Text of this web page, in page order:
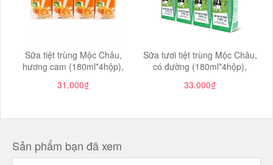
Sữa tiệt trùng Mộc Châu,
hương cam (180ml*4hộp),
31.000₫
Sữa tươi tiệt trùng Mộc Châu,
có đường (180ml*4hộp),
33.000₫
Sản phẩm bạn đã xem